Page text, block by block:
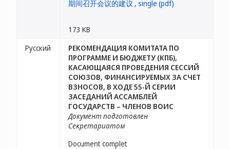
173 KB
Русский
РЕКОМЕНДАЦИЯ КОМИТАТА ПО
ПРОГРАММЕ И БЮДЖЕТУ (КПБ),
КАСАЮЩАЯСЯ ПРОВЕДЕНИЯ СЕССИЙ
СОЮЗОВ, ФИНАНСИРУЕМЫХ ЗА СЧЕТ
ВЗНОСОВ, В ХОДЕ 55-Й СЕРИИ
ЗАСЕДАНИЙ АССАМБЛЕЙ
ГОСУДАРСТВ – ЧЛЕНОВ ВОИС
Документ подготовлен
Секретариатом
Document complet